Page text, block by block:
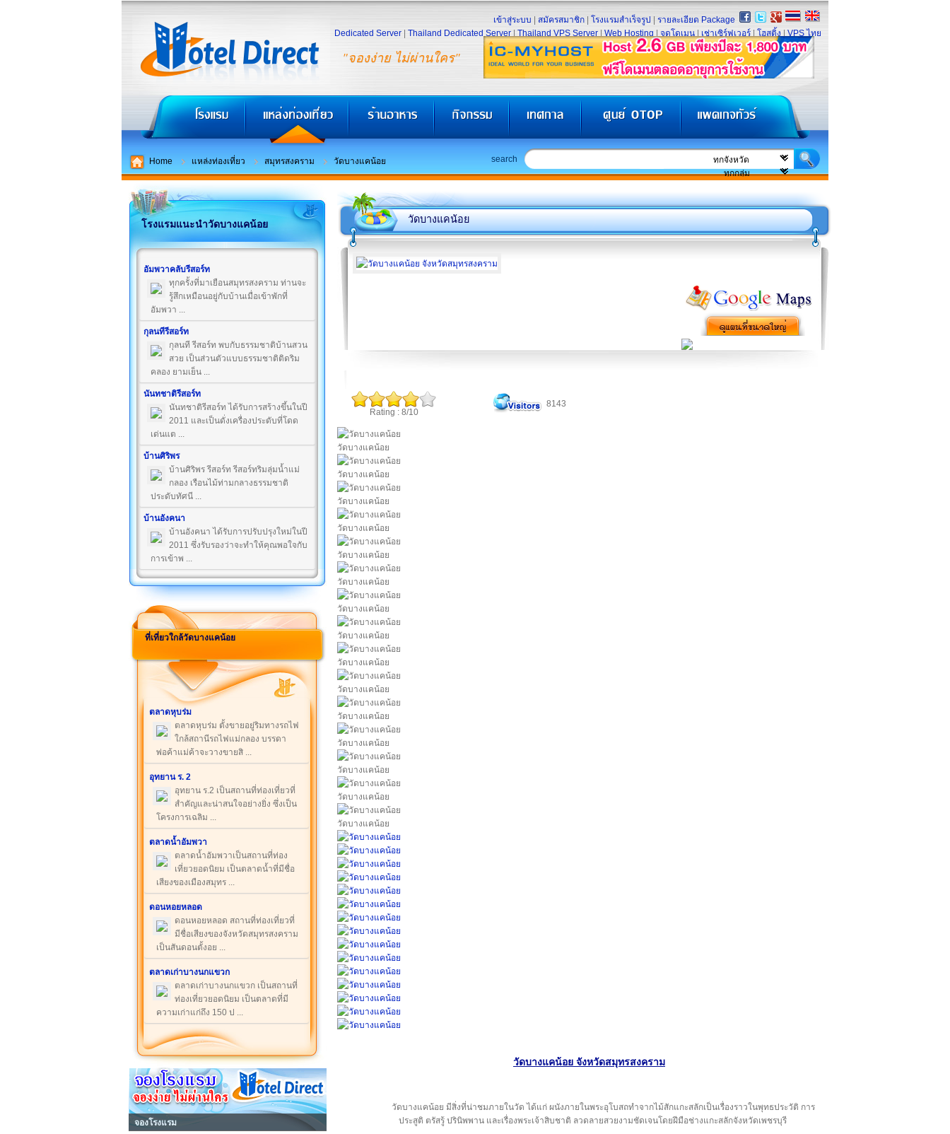
"จองง่าย ไม่ผ่านใคร"
เข้าสู่ระบบ สมัครสมาชิก โรงแรมสำเร็จรูป
รายละเอียด Package
Dedicated Server
Thailand Dedicated Server Thailand VPS Server Web Hosting จดโดเมน เช่าเซิร์ฟเวอร์ โฮสติ้ง VPS ไทย
Home แหล่งท่องเที่ยว สมุทรสงคราม วัดบางแคน้อย search
โรงแรมแนะนำวัดบางแคน้อย
อัมพวาคลับรีสอร์ท
ทุกครั้งที่มาเยือนสมุทรสงคราม ท่านจะ
รู้สึกเหมือนอยู่กับบ้านเมื่อเข้าพักที่
อัมพวา ...
กุลนทีรีสอร์ท
กุลนที รีสอร์ท พบกับธรรมชาติบ้านสวน
สวย เป็นส่วนตัวแบบธรรมชาติติดริม
คลอง ยามเย็น ...
นันทชาติรีสอร์ท
นันทชาติรีสอร์ท ได้รับการสร้างขึ้นในปี
2011 และเป็นดั่งเครื่องประดับที่โดด
เด่นแต ...
บ้านศิริพร
บ้านศิริพร รีสอร์ท รีสอร์ทริมลุ่มน้ำแม่
กลอง เรือนไม้ท่ามกลางธรรมชาติ
ประดับทัศนี ...
บ้านอังคนา
บ้านอังคนา ได้รับการปรับปรุงใหม่ในปี
2011 ซึ่งรับรองว่าจะทำให้คุณพอใจกับ
การเข้าพ ...
ที่เที่ยวใกล้วัดบางแคน้อย
ตลาดหุบร่ม
ตลาดหุบร่ม ตั้งขายอยู่ริมทางรถไฟ
ใกล้สถานีรถไฟแม่กลอง บรรดา
พ่อค้าแม่ค้าจะวางขายสิ ...
อุทยาน ร. 2
อุทยาน ร.2 เป็นสถานที่ท่องเที่ยวที่
สำคัญและน่าสนใจอย่างยิ่ง ซึ่งเป็น
โครงการเฉลิม ...
ตลาดน้ำอัมพวา
ตลาดน้ำอัมพวาเป็นสถานที่ท่อง
เที่ยวยอดนิยม เป็นตลาดน้ำที่มีชื่อ
เสียงของเมืองสมุทร ...
ดอนหอยหลอด
ดอนหอยหลอด สถานที่ท่องเที่ยวที่
มีชื่อเสียงของจังหวัดสมุทรสงคราม
เป็นสันดอนตั้งอย ...
ตลาดเก่าบางนกแขวก
ตลาดเก่าบางนกแขวก เป็นสถานที่
ท่องเที่ยวยอดนิยม เป็นตลาดที่มี
ความเก่าแก่ถึง 150 ป ...
จองโรงแรม
วัดบางแคน้อย
Rating : 8/10
8143
วัดบางแคน้อย
วัดบางแคน้อย
วัดบางแคน้อย
วัดบางแคน้อย
วัดบางแคน้อย
วัดบางแคน้อย
วัดบางแคน้อย
วัดบางแคน้อย
วัดบางแคน้อย
วัดบางแคน้อย
วัดบางแคน้อย
วัดบางแคน้อย
วัดบางแคน้อย
วัดบางแคน้อย
วัดบางแคน้อย
วัดบางแคน้อย จังหวัดสมุทรสงคราม
วัดบางแคน้อย มีสิ่งที่น่าชมภายในวัด ได้แก่ ผนังภายในพระอุโบสถทำจากไม้สักแกะสลักเป็นเรื่องราวในพุทธประวัติ การ
ประสูติ ตรัสรู้ ปรินิพพาน และเรื่องพระเจ้าสิบชาติ ลวดลายสวยงามชัดเจนโดยฝีมือช่างแกะสลักจังหวัดเพชรบุรี